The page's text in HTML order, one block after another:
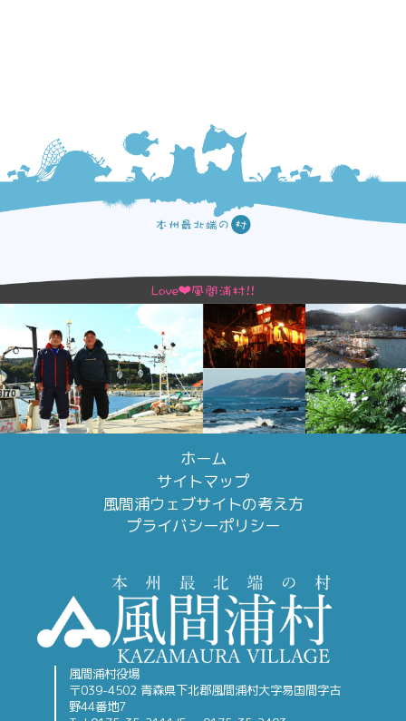
ホーム
サイトマップ
風間浦ウェブサイトの考え方
プライバシーポリシー
風間浦村役場
〒039-4502 青森県下北郡風間浦村大字易国間字古
野44番地7